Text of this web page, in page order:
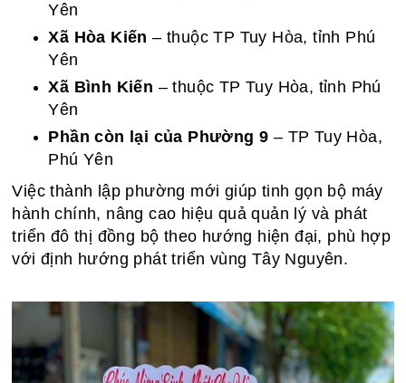
Yên
Xã Hòa Kiến – thuộc TP Tuy Hòa, tỉnh Phú
Yên
Xã Bình Kiến – thuộc TP Tuy Hòa, tỉnh Phú
Yên
Phần còn lại của Phường 9 – TP Tuy Hòa,
Phú Yên
Việc thành lập phường mới giúp tinh gọn bộ máy
hành chính, nâng cao hiệu quả quản lý và phát
triển đô thị đồng bộ theo hướng hiện đại, phù hợp
với định hướng phát triển vùng Tây Nguyên.